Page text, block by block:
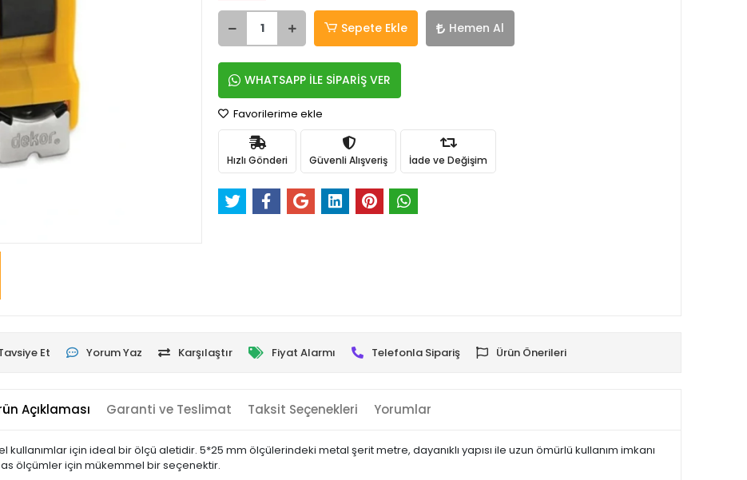
Sepete Ekle Hemen Al
WHATSAPP İLE SİPARİŞ VER
Favorilerime ekle
Hızlı Gönderi Güvenli Alışveriş İade ve Değişim
Et Yorum Yaz Karşılaştır Fiyat Alarmı Telefonla Sipariş Ürün Önerileri
Açıklaması Garanti ve Teslimat Taksit Seçenekleri Yorumlar
kullanımlar için ideal bir ölçü aletidir. 5*25 mm ölçülerindeki metal şerit metre, dayanıklı yapısı ile uzun ömürlü kullanım imkanı
ölçümler için mükemmel bir seçenektir.